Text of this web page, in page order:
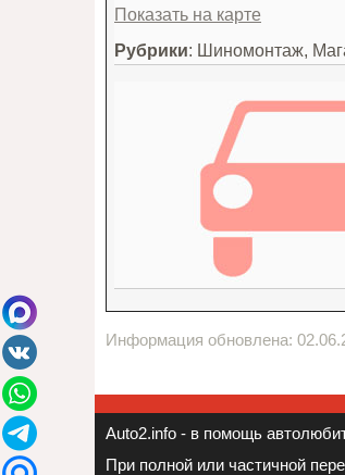
Показать на карте
Рубрики: Шиномонтаж,
Информация обновлена:
Auto2.info - в помощь
При полной или частичной